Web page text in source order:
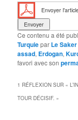
Envoyer
Ce contenu a été
Turquiepar Le
assad, Erdogan,
favori avec son
1 RÉFLEXION SUR «
TOUR DÉCISIF. »